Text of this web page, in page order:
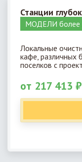
Станции
МОДЕЛИ более
Локальные
кафе, различных
поселков с
от 217 413 ₽